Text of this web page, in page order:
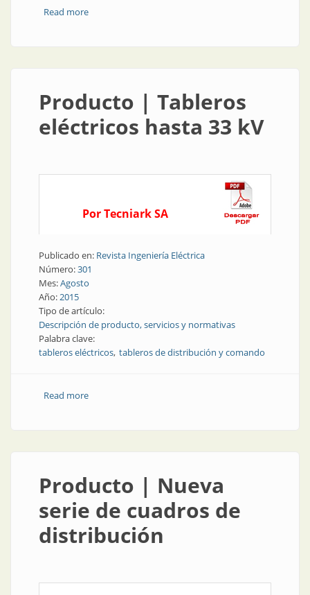
Read moreabout Gabinetes estandarizados
Producto | Tableros
eléctricos hasta 33 kV
Por Tecniark SA
Publicado en: Revista Ingeniería Eléctrica
Número:301
Mes:Agosto
Año:2015
Tipo de artículo:
Descripción de producto, servicios y normativas
Palabra clave:
tableros eléctricos tableros de distribución y comando
Read moreabout Producto | Tableros eléctricos hasta 33 kV
Producto | Nueva
serie de cuadros de
distribución